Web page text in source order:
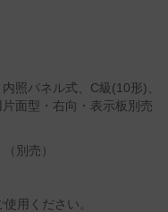
照パネル式、C級(10形)、
面型・右向・表示板別売
別売）
用ください。